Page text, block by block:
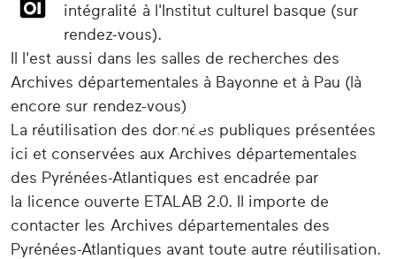
intégralité à l'Institut culturel basque (sur
rendez-vous).
Il l'est aussi dans les salles de recherches des
Archives départementales à Bayonne et à Pau (là
encore sur rendez-vous).
La réutilisation des données publiques présentées
ici et conservées aux Archives départementales
des Pyrénées-Atlantiques est encadrée par
la licence ouverte ETALAB 2.0. Il importe de
contacter les Archives départementales des
Pyrénées-Atlantiques avant toute autre réutilisation.